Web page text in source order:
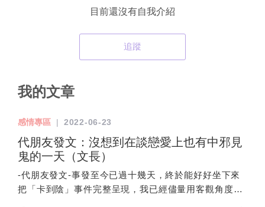
目前還沒有自我介紹
追蹤
我的文章
感情專區 | 2022-06-23
代朋友發文：沒想到在談戀愛上也有中邪見
鬼的一天（文長）
-代朋友發文-事發至今已過十幾天，終於能好好坐下來
把「卡到陰」事件完整呈現，我已經儘量用客觀角度說